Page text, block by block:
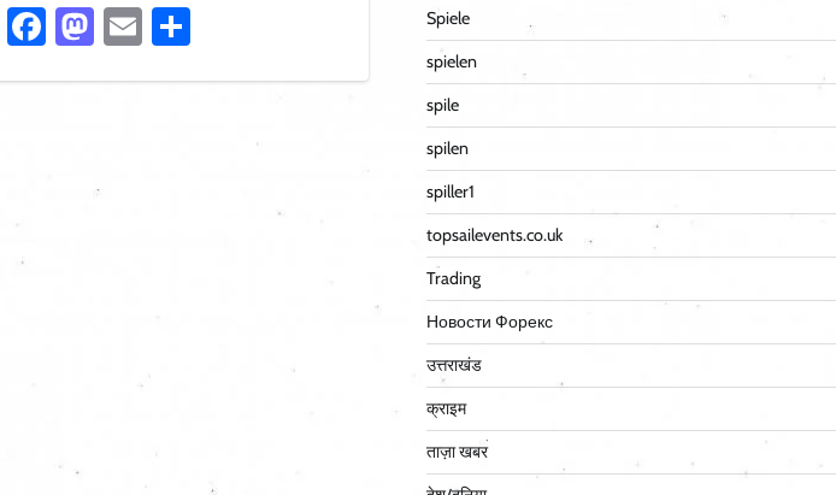
Facebook
Mastodon
EmailShare
Spiele
spielen
spile
spilen
spiller1
topsailevents.co.uk
Trading
Новости Форекс
उत्तराखंड
क्राइम
ताज़ा खबर